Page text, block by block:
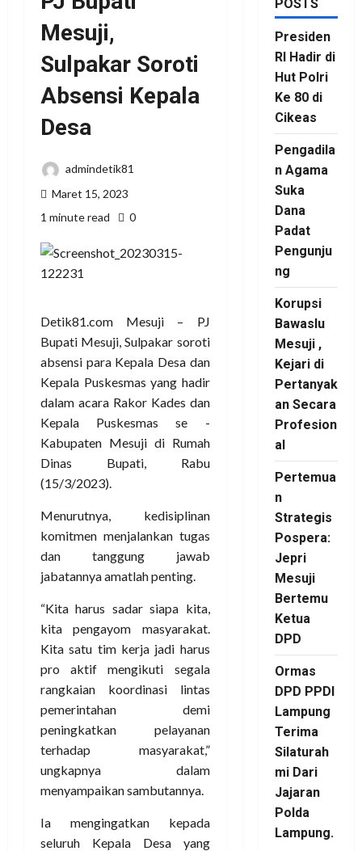
Mesuji,
Sulpakar Soroti
Absensi Kepala
Desa
admindetik81
Maret 15, 2023
1 minute read
0
Detik81.com Mesuji – PJ
Bupati Mesuji, Sulpakar soroti
absensi para Kepala Desa dan
Kepala Puskesmas yang hadir
dalam acara Rakor Kades dan
Kepala Puskesmas se -
Kabupaten Mesuji di Rumah
Dinas Bupati, Rabu
(15/3/2023).
Menurutnya, kedisiplinan
komitmen menjalankan tugas
dan tanggung jawab
jabatannya amatlah penting.
“Kita harus sadar siapa kita,
kita pengayom masyarakat.
Kita satu tim kerja jadi harus
pro aktif mengikuti segala
rangkaian koordinasi lintas
pemerintahan demi
peningkatkan pelayanan
terhadap masyarakat,”
ungkapnya dalam
menyampaikan sambutannya.
Ia mengingatkan kepada
seluruh Kepala Desa yang
POSTS
Presiden
RI Hadir di
Hut Polri
Ke 80 di
Cikeas
Pengadila
n Agama
Suka
Dana
Padat
Pengunju
ng
Korupsi
Bawaslu
Mesuji ,
Kejari di
Pertanyak
an Secara
Profesion
al
Pertemua
n
Strategis
Pospera:
Jepri
Mesuji
Bertemu
Ketua
DPD
Ormas
DPD PPDI
Lampung
Terima
Silaturah
mi Dari
Jajaran
Polda
Lampung.